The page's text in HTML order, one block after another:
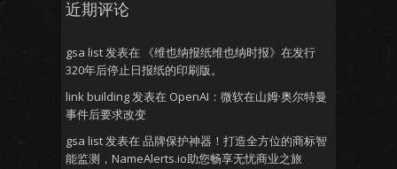
近期评论
gsa list发表在
《维也纳报纸维也纳时报》在发行
320年后停止日报纸的印刷版。
link building发表在 OpenAI：微软在山姆·奥尔特曼
事件后要求改变
gsa list发表在 品牌保护神器！打造全方位的商标智
能监测，NameAlerts.io助您畅享无忧商业之旅